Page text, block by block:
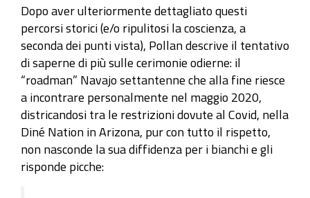
Dopo aver ulteriormente dettagliato questi
percorsi storici (e/o ripulitosi la coscienza, a
seconda dei punti vista), Pollan descrive il tentativo
di saperne di più sulle cerimonie odierne: il
“roadman” Navajo settantenne che alla fine riesce
a incontrare personalmente nel maggio 2020,
districandosi tra le restrizioni dovute al Covid, nella
Diné Nation in Arizona, pur con tutto il rispetto,
non nasconde la sua diffidenza per i bianchi e gli
risponde picche: